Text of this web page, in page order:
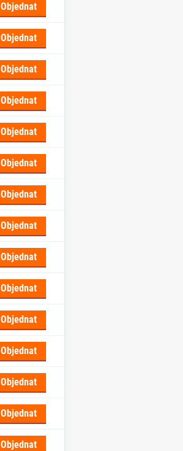
Objednat
Objednat
Objednat
Objednat
Objednat
Objednat
Objednat
Objednat
Objednat
Objednat
Objednat
Objednat
Objednat
Objednat
Objednat